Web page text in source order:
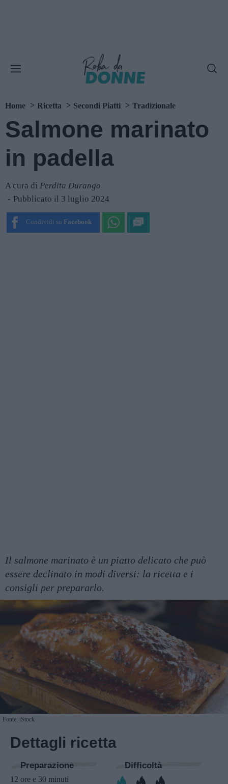
Home Ricetta Secondi Piatti Tradizionale
Salmone marinato
in padella
A cura di Perdita Durango
Pubblicato il 3 luglio 2024
Condividi su Facebook
Il salmone marinato è un piatto delicato che può
essere declinato in modi diversi: la ricetta e i
consigli per prepararlo.
Fonte: iStock
Dettagli ricetta
Preparazione
12 ore e 30 minuti
Difficoltà